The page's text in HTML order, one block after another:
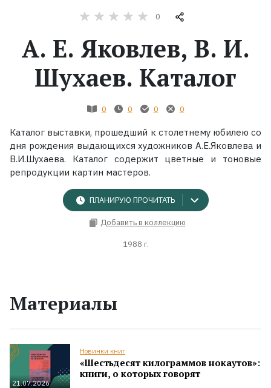
Жанры
Экранизации
Коллекции
0
А. Е. Яковлев, В. И.
Шухаев. Каталог
0 0 0 0
Каталог выставки, прошедший к столетнему юбилею со
дня рождения выдающихся художников А.Е.Яковлева и
В.И.Шухаева. Каталог содержит цветные и тоновые
репродукции картин мастеров.
ПЛАНИРУЮ ПРОЧИТАТЬ
Добавить в коллекцию
1988 г.
Материалы
21.07.2026
Новинки книг
«Шестьдесят килограммов нокаутов»:
книги, о которых говорят